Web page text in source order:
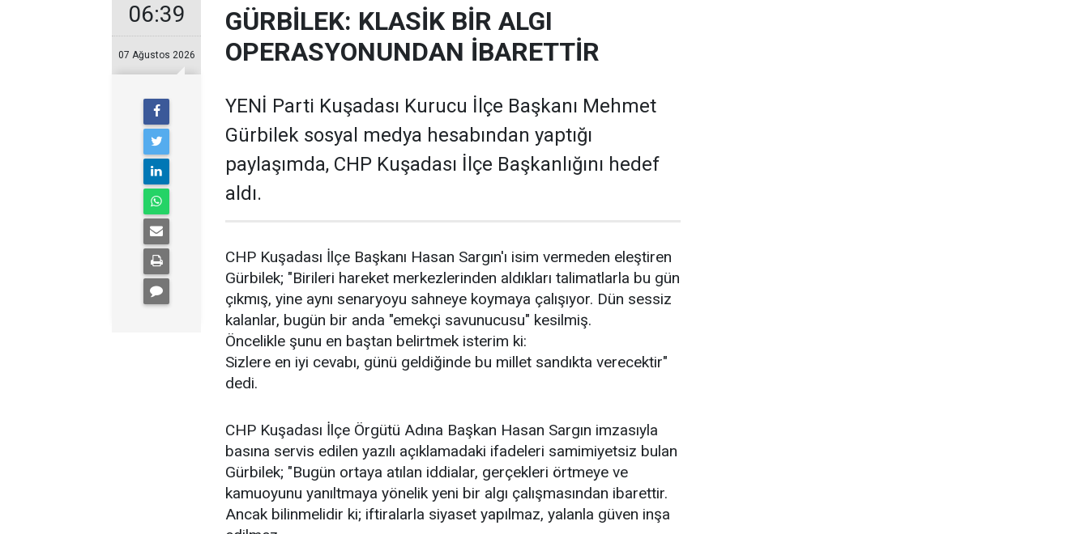
06:39
07 Ağustos 2026
GÜRBİLEK: KLASİK BİR ALGI
OPERASYONUNDAN İBARETTİR
YENİ Parti Kuşadası Kurucu İlçe Başkanı Mehmet
Gürbilek sosyal medya hesabından yaptığı
paylaşımda, CHP Kuşadası İlçe Başkanlığını hedef
aldı.
CHP Kuşadası İlçe Başkanı Hasan Sargın'ı isim vermeden eleştiren
Gürbilek; "Birileri hareket merkezlerinden aldıkları talimatlarla bu gün
çıkmış, yine aynı senaryoyu sahneye koymaya çalışıyor. Dün sessiz
kalanlar, bugün bir anda "emekçi savunucusu" kesilmiş.
Öncelikle şunu en baştan belirtmek isterim ki:
Sizlere en iyi cevabı, günü geldiğinde bu millet sandıkta verecektir"
dedi.
CHP Kuşadası İlçe Örgütü Adına Başkan Hasan Sargın imzasıyla
basına servis edilen yazılı açıklamadaki ifadeleri samimiyetsiz bulan
Gürbilek; "Bugün ortaya atılan iddialar, gerçekleri örtmeye ve
kamuoyunu yanıltmaya yönelik yeni bir algı çalışmasından ibarettir.
Ancak bilinmelidir ki; iftiralarla siyaset yapılmaz, yalanla güven inşa